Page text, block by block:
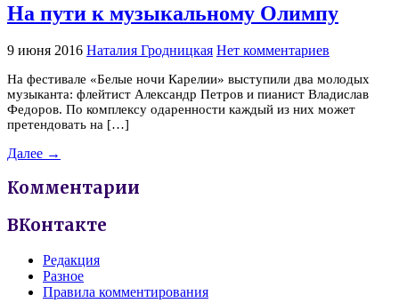
На пути к музыкальному Олимпу
9 июня 2016 Наталия Гродницкая Нет комментариев
На фестивале «Белые ночи Карелии» выступили два молодых
музыканта: флейтист Александр Петров и пианист Владислав
Федоров. По комплексу одаренности каждый из них может
претендовать на […]
Далее →
Комментарии
ВКонтакте
Редакция
Разное
Правила комментирования